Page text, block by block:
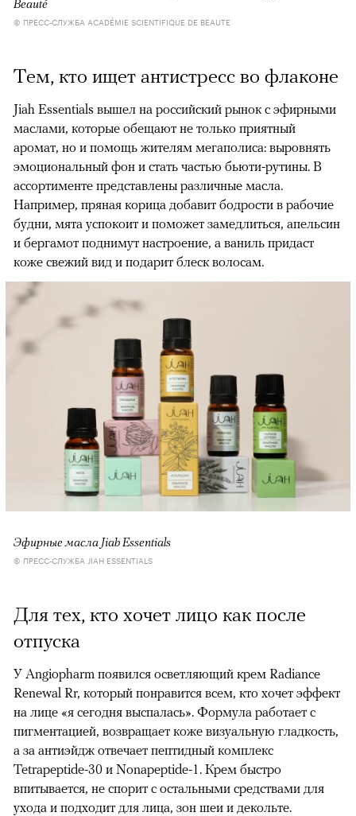
Beauté
© ПРЕСС-СЛУЖБА ACADÉMIE SCIENTIFIQUE DE BEAUTE
Тем, кто ищет антистресс во флаконе
Jiah Essentials вышел на российский рынок с эфирными
маслами, которые обещают не только приятный
аромат, но и помощь жителям мегаполиса: выровнять
эмоциональный фон и стать частью бьюти-рутины. В
ассортименте представлены различные масла.
Например, пряная корица добавит бодрости в рабочие
будни, мята успокоит и поможет замедлиться, апельсин
и бергамот поднимут настроение, а ваниль придаст
коже свежий вид и подарит блеск волосам.
Эфирные масла Jiah Essentials
© ПРЕСС-СЛУЖБА JIAH ESSENTIALS
Для тех, кто хочет лицо как после
отпуска
У Angiopharm появился осветляющий крем Radiance
Renewal Rr, который понравится всем, кто хочет эффект
на лице «я сегодня выспалась». Формула работает с
пигментацией, возвращает коже визуальную гладкость,
а за антиэйдж отвечает пептидный комплекс
Tetrapeptide-30 и Nonapeptide-1. Крем быстро
впитывается, не спорит с остальными средствами для
ухода и подходит для лица, зон шеи и декольте.